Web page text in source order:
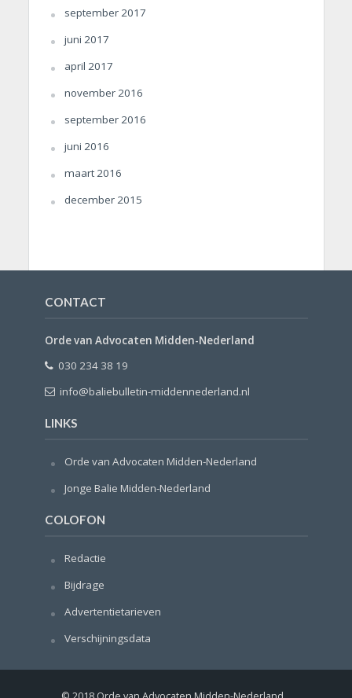
september 2017
juni 2017
april 2017
november 2016
september 2016
juni 2016
maart 2016
december 2015
CONTACT
Orde van Advocaten Midden-Nederland
030 234 38 19
info@baliebulletin-middennederland.nl
LINKS
Orde van Advocaten Midden-Nederland
Jonge Balie Midden-Nederland
COLOFON
Redactie
Bijdrage
Advertentietarieven
Verschijningsdata